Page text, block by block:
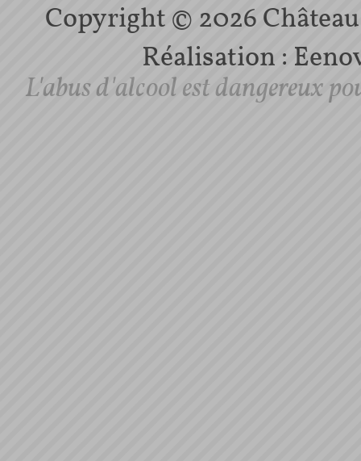
Copyright © 2026
Réalisation :
L'abus d'alcool est dangereux